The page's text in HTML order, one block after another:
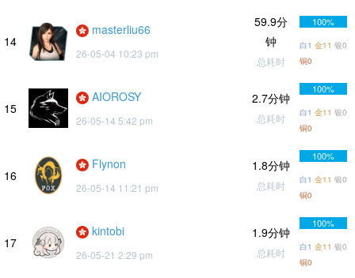
14
masterliu66
26-05-04 10:23 pm
59.9分
钟
总耗时
100%
白1 金11 银0
铜0
15
AIOROSY
26-05-14 5:42 pm
2.7分钟
总耗时
100%
白1 金11 银0
铜0
16
Flynon
26-05-14 11:21 pm
1.8分钟
总耗时
100%
白1 金11 银0
铜0
17
kintobi
26-05-21 2:29 pm
1.9分钟
总耗时
100%
白1 金11 银0
铜0